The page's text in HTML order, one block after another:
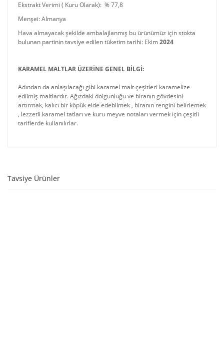
Ekstrakt Verimi ( Kuru Olarak): % 77,8
Menşei: Almanya
Hava almayacak şekilde ambalajlanmış bu ürünümüz için stokta
bulunan partinin tavsiye edilen tüketim tarihi: Ekim2024
KARAMEL MALTLAR ÜZERİNE GENEL BİLGİ:
Adından da anlaşılacağı gibi karamel malt çeşitleri karamelize
edilmiş maltlardır. Ağızdaki dolgunluğu ve biranın gövdesini
artırmak, kalıcı bir köpük elde edebilmek , biranın rengini belirlemek
, lezzetli karamel tatları ve kuru meyve notaları vermek için çeşitli
tariflerde kullanılırlar.
Tavsiye Ürünler